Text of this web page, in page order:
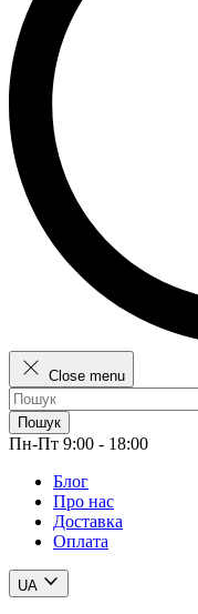
Close menu
Пошук
Пн-Пт 9:00 - 18:00
Блог
Про нас
Доставка
Оплата
UA